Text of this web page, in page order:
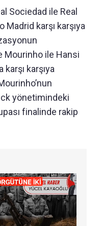
Sociedad ile Real
karşı karşıya
Mourinho ile Hansi
karşıya
yönetimindeki
finalinde rakip